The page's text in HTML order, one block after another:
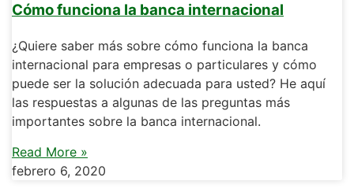
Cómo funciona la banca internacional
¿Quiere saber más sobre cómo funciona la banca
internacional para empresas o particulares y cómo
puede ser la solución adecuada para usted? He aquí
las respuestas a algunas de las preguntas más
importantes sobre la banca internacional.
Read More »
febrero 6, 2020